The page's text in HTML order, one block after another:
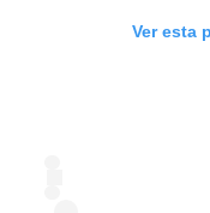
Ver esta